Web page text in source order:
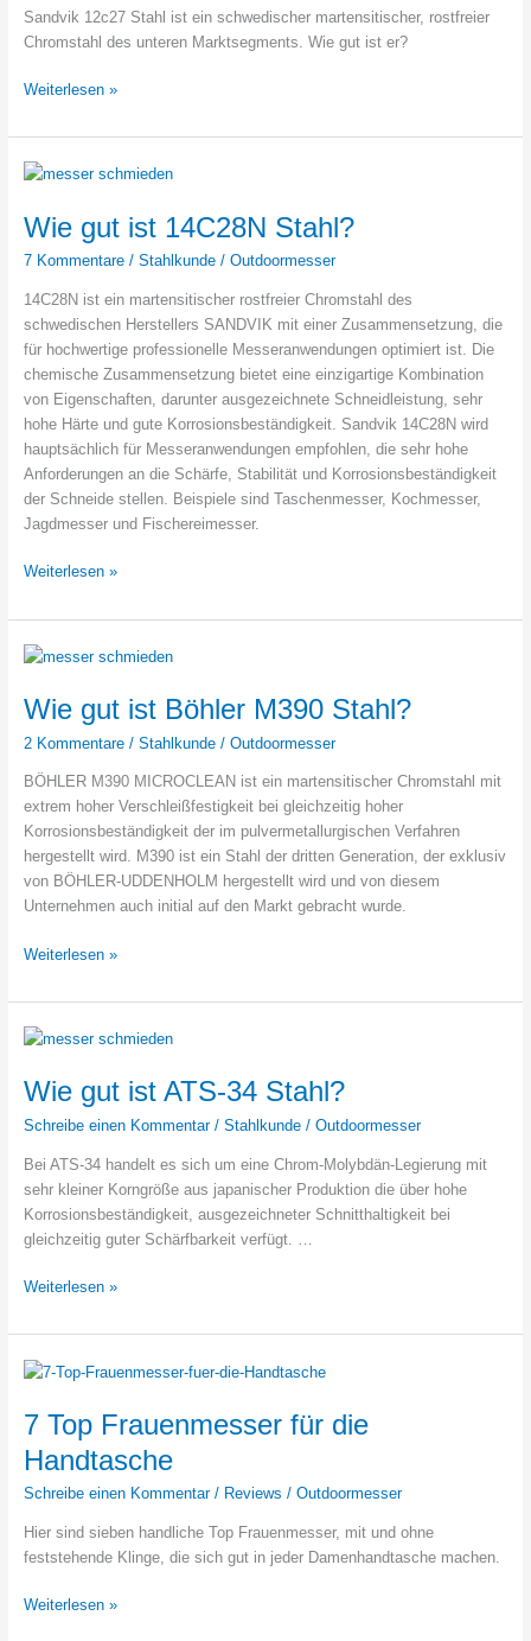
Sandvik 12c27 Stahl ist ein schwedischer martensitischer, rostfreier
Chromstahl des unteren Marktsegments. Wie gut ist er?
Wie
ist
Sandvik
Weiterlesen »
Wie gut ist 14C28N Stahl?
7 Kommentare / Stahlkunde/ Outdoormesser
14C28N ist ein martensitischer rostfreier Chromstahl des
schwedischen Herstellers SANDVIK mit einer Zusammensetzung, die
für hochwertige professionelle Messeranwendungen optimiert ist. Die
chemische Zusammensetzung bietet eine einzigartige Kombination
von Eigenschaften, darunter ausgezeichnete Schneidleistung, sehr
hohe Härte und gute Korrosionsbeständigkeit. Sandvik 14C28N wird
hauptsächlich für Messeranwendungen empfohlen, die sehr hohe
Anforderungen an die Schärfe, Stabilität und Korrosionsbeständigkeit
der Schneide stellen. Beispiele sind Taschenmesser, Kochmesser,
Jagdmesser und Fischereimesser.
Wie
ist
14C28N
Weiterlesen »
Wie gut ist Böhler M390 Stahl?
2 Kommentare / Stahlkunde/ Outdoormesser
BÖHLER M390 MICROCLEAN ist ein martensitischer Chromstahl mit
extrem hoher Verschleißfestigkeit bei gleichzeitig hoher
Korrosionsbeständigkeit der im pulvermetallurgischen Verfahren
hergestellt wird. M390 ist ein Stahl der dritten Generation, der exklusiv
von BÖHLER-UDDENHOLM hergestellt wird und von diesem
Unternehmen auch initial auf den Markt gebracht wurde.
Wie
ist
Böhler
Stahl?
Weiterlesen »
Wie gut ist ATS-34 Stahl?
Schreibe einen Kommentar / Stahlkunde/ Outdoormesser
Bei ATS-34 handelt es sich um eine Chrom-Molybdän-Legierung mit
sehr kleiner Korngröße aus japanischer Produktion die über hohe
Korrosionsbeständigkeit, ausgezeichneter Schnitthaltigkeit bei
gleichzeitig guter Schärfbarkeit verfügt. …
Wie
ist
ATS-
Weiterlesen »
7 Top Frauenmesser für die
Handtasche
Schreibe einen Kommentar / Reviews / Outdoormesser
Hier sind sieben handliche Top Frauenmesser, mit und ohne
feststehende Klinge, die sich gut in jeder Damenhandtasche machen.
7
Weiterlesen »